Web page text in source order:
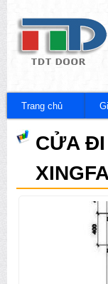
Công
ty
Trang chủ
CỬA ĐI